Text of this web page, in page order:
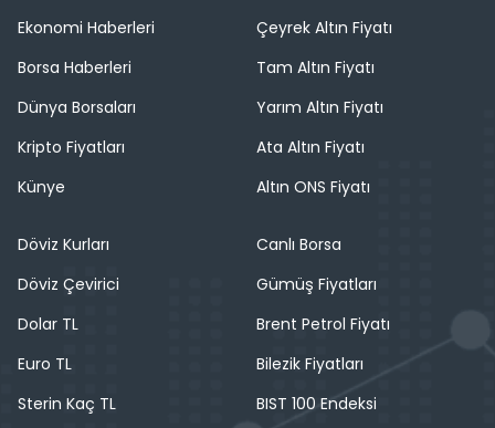
Ekonomi Haberleri
Borsa Haberleri
Dünya Borsaları
Kripto Fiyatları
Künye
Çeyrek Altın Fiyatı
Tam Altın Fiyatı
Yarım Altın Fiyatı
Ata Altın Fiyatı
Altın ONS Fiyatı
Döviz Kurları
Döviz Çevirici
Dolar TL
Euro TL
Sterin Kaç TL
Canlı Borsa
Gümüş Fiyatları
Brent Petrol Fiyatı
Bilezik Fiyatları
BIST 100 Endeksi